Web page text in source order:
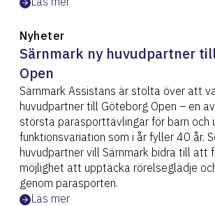
Nyheter
Särnmark ny huvudpartner
Open
Särnmark Assistans är stolta över att
huvudpartner till Göteborg Open – en
största parasporttävlingar för barn och
funktionsvariation som i år fyller 40 år.
huvudpartner vill Särnmark bidra till att
möjlighet att upptäcka rörelseglädje
genom parasporten.
Läs mer